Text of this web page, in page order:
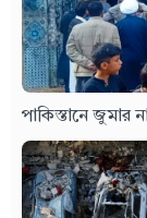
পাকিস্তানে জুমার